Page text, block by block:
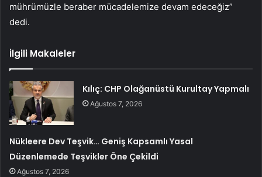
mührümüzle beraber mücadelemize devam edeceğiz”
dedi.
İlgili Makaleler
Kılıç: CHP Olağanüstü Kurultay Yapmalı
Ağustos 7, 2026
Nükleere Dev Teşvik… Geniş Kapsamlı Yasal
Düzenlemede Teşvikler Öne Çekildi
Ağustos 7, 2026